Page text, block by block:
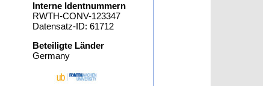
Interne Identnummern
RWTH-CONV-123347
Datensatz-ID: 61712
Beteiligte Länder
Germany